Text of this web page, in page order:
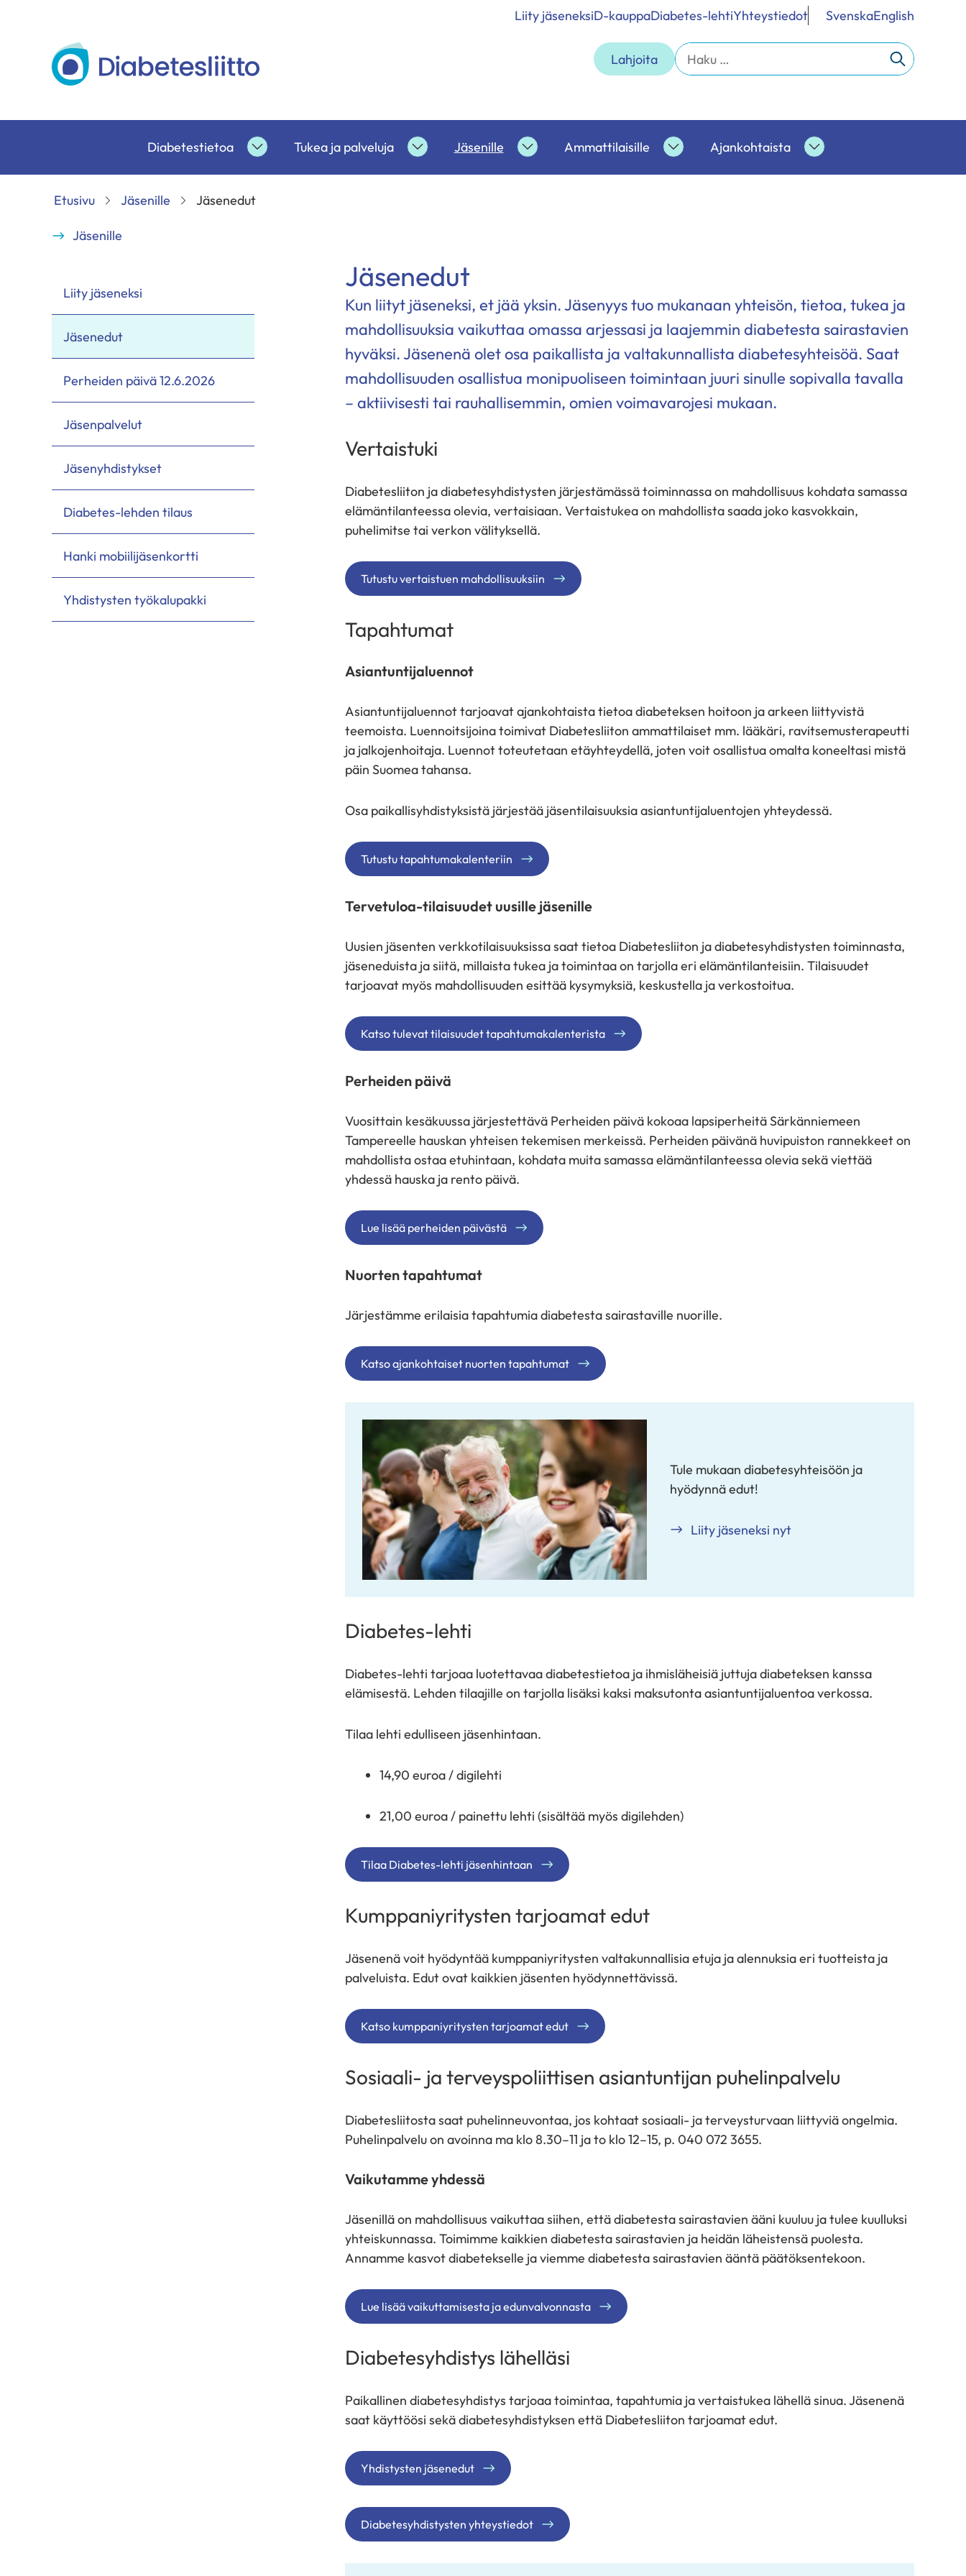
Liity jäseneksiD-kauppaDiabetes-lehtiYhteystiedot SvenskaEnglish
Diabetesliitto Lahjoita Haku:
Diabetestietoa
Diabetestietoa
alasivut
Tukea ja palveluja
Tukea
ja
Jäsenille
Jäsenille
alasivut
Ammattilaisille
Ammattilaisille
alasivut
Ajankohtaista
Ajankohtaista
alasivut
Etusivu
Jäsenille Jäsenedut
Jäsenille
Liity jäseneksi
Jäsenedut
Perheiden päivä 12.6.2026
Jäsenpalvelut
Jäsenyhdistykset
Diabetes-lehden tilaus
Hanki mobiilijäsenkortti
Yhdistysten työkalupakki
Jäsenedut
Kun liityt jäseneksi, et jää yksin. Jäsenyys tuo mukanaan yhteisön, tietoa, tukea ja
mahdollisuuksia vaikuttaa omassa arjessasi ja laajemmin diabetesta sairastavien
hyväksi. Jäsenenä olet osa paikallista ja valtakunnallista diabetesyhteisöä. Saat
mahdollisuuden osallistua monipuoliseen toimintaan juuri sinulle sopivalla tavalla
– aktiivisesti tai rauhallisemmin, omien voimavarojesi mukaan.
Vertaistuki
Diabetesliiton ja diabetesyhdistysten järjestämässä toiminnassa on mahdollisuus kohdata samassa
elämäntilanteessa olevia, vertaisiaan. Vertaistukea on mahdollista saada joko kasvokkain,
puhelimitse tai verkon välityksellä.
Tutustu vertaistuen mahdollisuuksiin
Tapahtumat
Asiantuntijaluennot
Asiantuntijaluennot tarjoavat ajankohtaista tietoa diabeteksen hoitoon ja arkeen liittyvistä
teemoista. Luennoitsijoina toimivat Diabetesliiton ammattilaiset mm. lääkäri, ravitsemusterapeutti
ja jalkojenhoitaja. Luennot toteutetaan etäyhteydellä, joten voit osallistua omalta koneeltasi mistä
päin Suomea tahansa.
Osa paikallisyhdistyksistä järjestää jäsentilaisuuksia asiantuntijaluentojen yhteydessä.
Tutustu tapahtumakalenteriin
Tervetuloa-tilaisuudet uusille jäsenille
Uusien jäsenten verkkotilaisuuksissa saat tietoa Diabetesliiton ja diabetesyhdistysten toiminnasta,
jäseneduista ja siitä, millaista tukea ja toimintaa on tarjolla eri elämäntilanteisiin. Tilaisuudet
tarjoavat myös mahdollisuuden esittää kysymyksiä, keskustella ja verkostoitua.
Katso tulevat tilaisuudet tapahtumakalenterista
Perheiden päivä
Vuosittain kesäkuussa järjestettävä Perheiden päivä kokoaa lapsiperheitä Särkänniemeen
Tampereelle hauskan yhteisen tekemisen merkeissä. Perheiden päivänä huvipuiston rannekkeet on
mahdollista ostaa etuhintaan, kohdata muita samassa elämäntilanteessa olevia sekä viettää
yhdessä hauska ja rento päivä.
Lue lisää perheiden päivästä
Nuorten tapahtumat
Järjestämme erilaisia tapahtumia diabetesta sairastaville nuorille.
Katso ajankohtaiset nuorten tapahtumat
Tule mukaan diabetesyhteisöön ja
hyödynnä edut!
Liity jäseneksi nyt
Diabetes-lehti
Diabetes-lehti tarjoaa luotettavaa diabetestietoa ja ihmisläheisiä juttuja diabeteksen kanssa
elämisestä. Lehden tilaajille on tarjolla lisäksi kaksi maksutonta asiantuntijaluentoa verkossa.
Tilaa lehti edulliseen jäsenhintaan.
14,90 euroa / digilehti
21,00 euroa / painettu lehti (sisältää myös digilehden)
Tilaa Diabetes-lehti jäsenhintaan
Kumppaniyritysten tarjoamat edut
Jäsenenä voit hyödyntää kumppaniyritysten valtakunnallisia etuja ja alennuksia eri tuotteista ja
palveluista. Edut ovat kaikkien jäsenten hyödynnettävissä.
Katso kumppaniyritysten tarjoamat edut
Sosiaali- ja terveyspoliittisen asiantuntijan puhelinpalvelu
Diabetesliitosta saat puhelinneuvontaa, jos kohtaat sosiaali- ja terveysturvaan liittyviä ongelmia.
Puhelinpalvelu on avoinna ma klo 8.30–11 ja to klo 12–15, p. 040 072 3655.
Vaikutamme yhdessä
Jäsenillä on mahdollisuus vaikuttaa siihen, että diabetesta sairastavien ääni kuuluu ja tulee kuulluksi
yhteiskunnassa. Toimimme kaikkien diabetesta sairastavien ja heidän läheistensä puolesta.
Annamme kasvot diabetekselle ja viemme diabetesta sairastavien ääntä päätöksentekoon.
Lue lisää vaikuttamisesta ja edunvalvonnasta
Diabetesyhdistys lähelläsi
Paikallinen diabetesyhdistys tarjoaa toimintaa, tapahtumia ja vertaistukea lähellä sinua. Jäsenenä
saat käyttöösi sekä diabetesyhdistyksen että Diabetesliiton tarjoamat edut.
Yhdistysten jäsenedut
Diabetesyhdistysten yhteystiedot